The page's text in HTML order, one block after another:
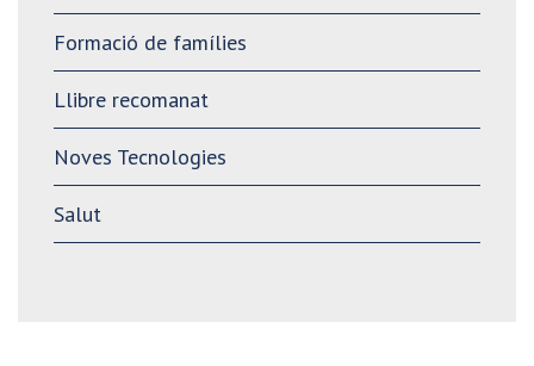
Formació de famílies
Llibre recomanat
Noves Tecnologies
Salut